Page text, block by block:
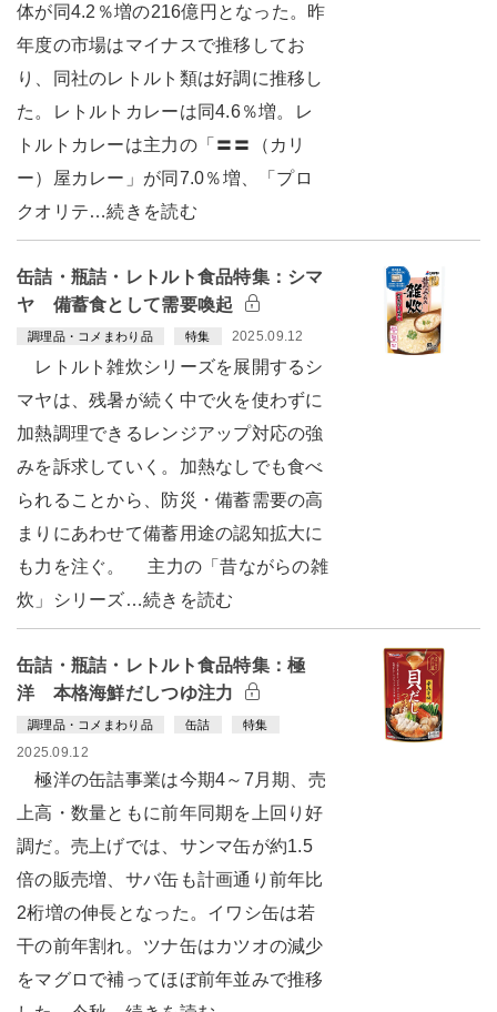
体が同4.2％増の216億円となった。昨
年度の市場はマイナスで推移してお
り、同社のレトルト類は好調に推移し
た。レトルトカレーは同4.6％増。レ
トルトカレーは主力の「〓〓（カリ
ー）屋カレー」が同7.0％増、「プロ
クオリテ…続きを読む
缶詰・瓶詰・レトルト食品特集：シマ
ヤ 備蓄食として需要喚起
調理品・コメまわり品 特集 2025.09.12
レトルト雑炊シリーズを展開するシ
マヤは、残暑が続く中で火を使わずに
加熱調理できるレンジアップ対応の強
みを訴求していく。加熱なしでも食べ
られることから、防災・備蓄需要の高
まりにあわせて備蓄用途の認知拡大に
も力を注ぐ。 主力の「昔ながらの雑
炊」シリーズ…続きを読む
缶詰・瓶詰・レトルト食品特集：極
洋 本格海鮮だしつゆ注力
調理品・コメまわり品 缶詰 特集
2025.09.12
極洋の缶詰事業は今期4～7月期、売
上高・数量ともに前年同期を上回り好
調だ。売上げでは、サンマ缶が約1.5
倍の販売増、サバ缶も計画通り前年比
2桁増の伸長となった。イワシ缶は若
干の前年割れ。ツナ缶はカツオの減少
をマグロで補ってほぼ前年並みで推移